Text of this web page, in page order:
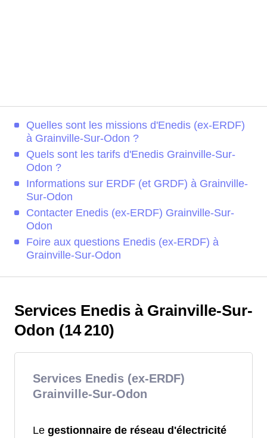
Quelles sont les missions d'Enedis (ex-ERDF)
à Grainville-Sur-Odon ?
Quels sont les tarifs d'Enedis Grainville-Sur-
Odon ?
Informations sur ERDF (et GRDF) à Grainville-
Sur-Odon
Contacter Enedis (ex-ERDF) Grainville-Sur-
Odon
Foire aux questions Enedis (ex-ERDF) à
Grainville-Sur-Odon
Services Enedis à Grainville-Sur-
Odon (14 210)
Services Enedis (ex-ERDF)
Grainville-Sur-Odon
Le gestionnaire de réseau d'électricité